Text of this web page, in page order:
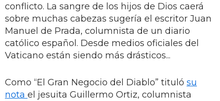
conflicto. La sangre de los hijos de Dios caerá
sobre muchas cabezas sugería el escritor Juan
Manuel de Prada, columnista de un diario
católico español. Desde medios oficiales del
Vaticano están siendo más drásticos...
Como “El Gran Negocio del Diablo” tituló su
nota el jesuita Guillermo Ortiz, columnista